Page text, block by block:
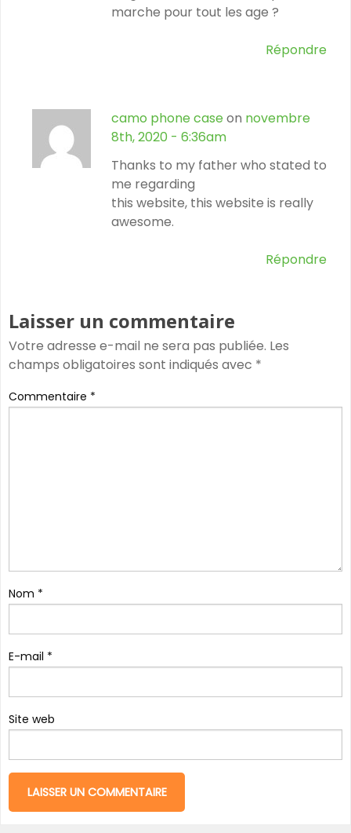
marche pour tout les age ?
Répondre
camo phone caseon novembre
8th, 2020 - 6:36am
Thanks to my father who stated to
me regarding
this website, this website is really
awesome.
Répondre
Laisser un commentaire
Votre adresse e-mail ne sera pas publiée. Les
champs obligatoires sont indiqués avec *
Commentaire *
Nom *
E-mail *
Site web